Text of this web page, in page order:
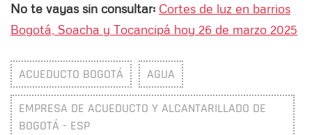
No te vayas sin consultar: Cortes de luz en barrios
Bogotá, Soacha y Tocancipá hoy 26 de marzo 2025
ACUEDUCTO BOGOTÁ AGUA
EMPRESA DE ACUEDUCTO Y ALCANTARILLADO DE
BOGOTÁ - ESP